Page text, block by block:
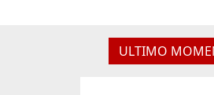
ULTIMO
políticos por «ficha limpia»